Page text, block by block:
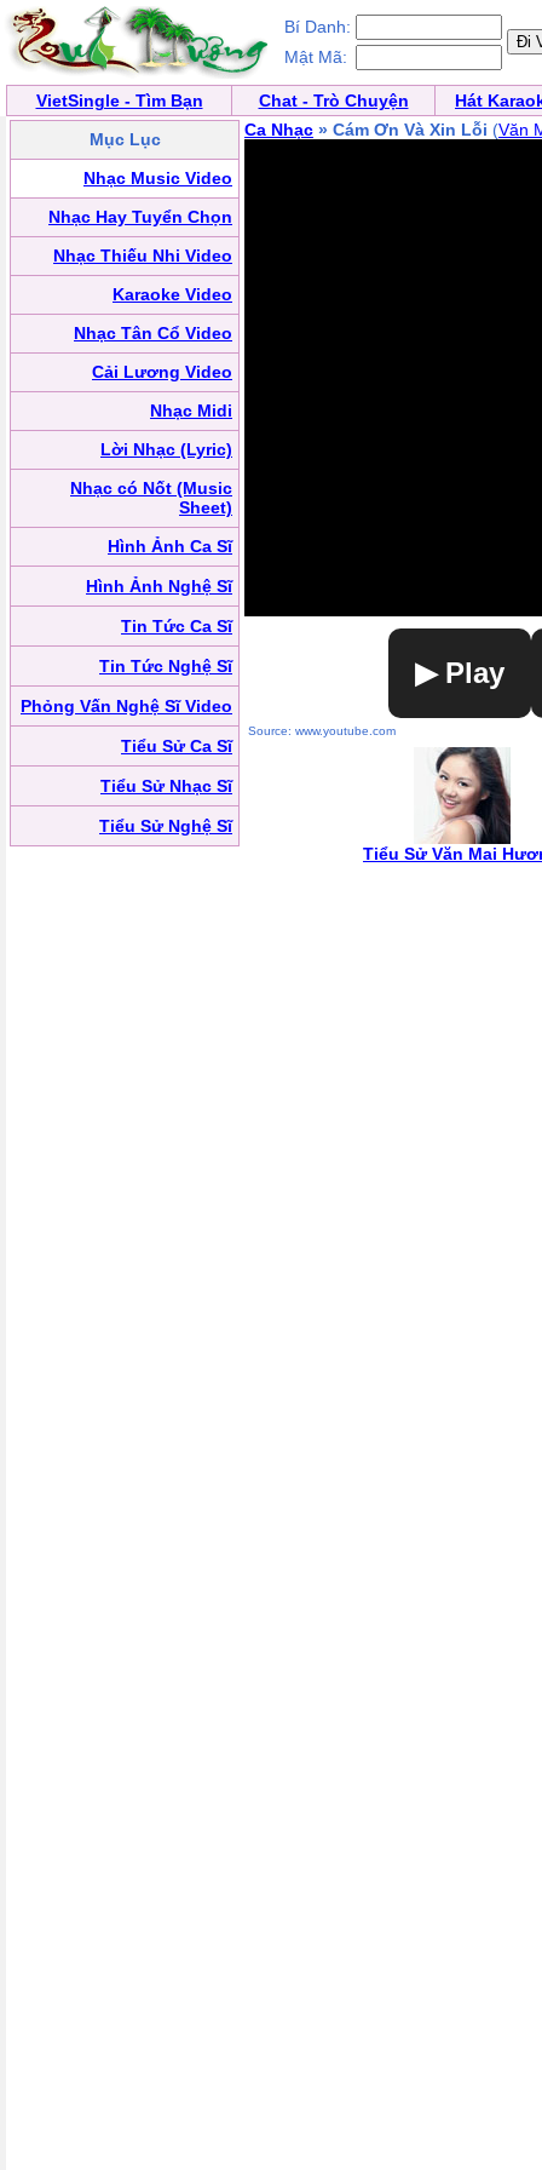
Bí Danh:
Mật Mã:
VietSingle - Tìm Bạn Chat - Trò Chuyện
Hát
Mục Lục
Nhạc Music Video
Nhạc Hay Tuyển Chọn
Nhạc Thiếu Nhi Video
Karaoke Video
Nhạc Tân Cổ Video
Cải Lương Video
Nhạc Midi
Lời Nhạc (Lyric)
Nhạc có Nốt (Music
Sheet)
Hình Ảnh Ca Sĩ
Hình Ảnh Nghệ Sĩ
Tin Tức Ca Sĩ
Tin Tức Nghệ Sĩ
Phỏng Vấn Nghệ Sĩ Video
Tiểu Sử Ca Sĩ
Tiểu Sử Nhạc Sĩ
Tiểu Sử Nghệ Sĩ
Ca Nhạc » Cám Ơn Và Xin Lỗi (Văn
▶ Play
Source: www.youtube.com
Tiểu Sử Văn Mai